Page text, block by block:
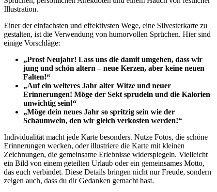
Illustration.
Einer der einfachsten und effektivsten Wege, eine Silvesterkarte zu
gestalten, ist die Verwendung von humorvollen Sprüchen. Hier sind
einige Vorschläge:
„Prost Neujahr! Lass uns die damit umgehen, dass wir
jung und schön altern – neue Kerzen, aber keine neuen
Falten!“
„Auf ein weiteres Jahr alter Witze und neuer
Erinnerungen! Möge der Sekt sprudeln und die Kalorien
unwichtig sein!“
„Möge dein neues Jahr so spritzig sein wie der
Schaumwein, den wir gleich verkosten werden!“
Individualität macht jede Karte besonders. Nutze Fotos, die schöne
Erinnerungen wecken, oder illustriere die Karte mit kleinen
Zeichnungen, die gemeinsame Erlebnisse widerspiegeln. Vielleicht
ein Bild von einem geteilten Urlaub oder ein gemeinsames Motto,
das euch verbindet. Diese Details bringen nicht nur Freude, sondern
zeigen auch, dass du dir Gedanken gemacht hast.